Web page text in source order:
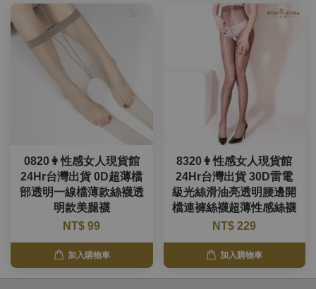
0820👩性感女人現貨館
24Hr台灣出貨 0D超薄檔
部透明一線檔薄款絲襪透
明款美腿襪
NT$ 99
加入購物車
8320👩性感女人現貨館
24Hr台灣出貨 30D雷電
級光絲滑油亮透明腰邊開
檔連褲絲襪超薄性感絲襪
NT$ 229
加入購物車